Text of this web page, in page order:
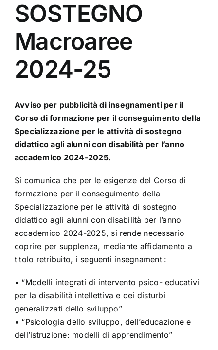
SOSTEGNO
Macroaree
2024-25
Avviso per pubblicità di insegnamenti per il
Corso di formazione per il conseguimento della
Specializzazione per le attività di sostegno
didattico agli alunni con disabilità per l’anno
accademico 2024-2025.
Si comunica che per le esigenze del Corso di
formazione per il conseguimento della
Specializzazione per le attività di sostegno
didattico agli alunni con disabilità per l’anno
accademico 2024-2025, si rende necessario
coprire per supplenza, mediante affidamento a
titolo retribuito, i seguenti insegnamenti:
• “Modelli integrati di intervento psico- educativi
per la disabilità intellettiva e dei disturbi
generalizzati dello sviluppo”
• “Psicologia dello sviluppo, dell’educazione e
dell’istruzione: modelli di apprendimento”